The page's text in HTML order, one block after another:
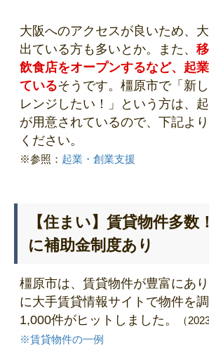
大阪へのアクセスが良いため、
出ている方も多いとか。また、
飲食店をオープンするなど、起
ているそうです。橿原市で「新
レンジしたい！」という方は、
が用意されているので、下記よ
ください。
※参照： 起業・創業支援
【住まい】賃貸物件多数
に補助金制度あり
橿原市は、賃貸物件が豊富にあ
に大手賃貸情報サイトで物件を
1,000件がヒットしました。
（
※賃貸物件の一例